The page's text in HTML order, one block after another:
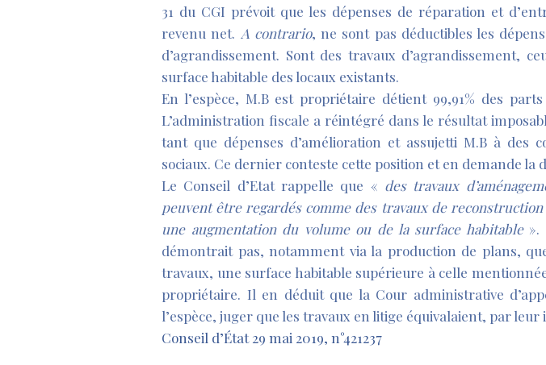
31 du CGI prévoit que les dépenses de réparation et
revenu net. A contrario, ne sont pas déductibles les
d’agrandissement. Sont des travaux d’agrandissement,
surface habitable des locaux existants.
En l’espèce, M.B est propriétaire détient 99,91% des
L’administration fiscale a réintégré dans le résultat
tant que dépenses d’amélioration et assujetti M.B à des
sociaux. Ce dernier conteste cette position et en demande la
Le Conseil d’Etat rappelle que « des travaux
peuvent être regardés comme des travaux de
une augmentation du volume ou de la surface habitable ».
démontrait pas, notamment via la production de plans,
travaux, une surface habitable supérieure à celle
propriétaire. Il en déduit que la Cour administrative
l’espèce, juger que les travaux en litige équivalaient, par
Conseil d’État 29 mai 2019, n°421237